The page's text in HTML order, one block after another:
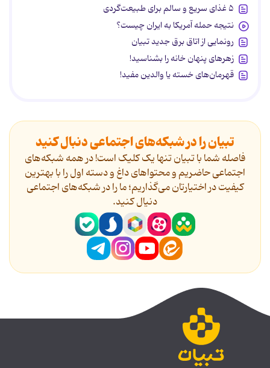
۵ غذای سریع و سالم برای طبیعت‌گردی
نتیجه حمله آمریکا به ایران چیست؟
رونمایی از اتاق برق جدید تبیان
زهرهای پنهان خانه را بشناسید!
قهرمان‌های خسته یا والدین مفید!
تبیان را در شبکه‌های اجتماعی دنبال کنید
فاصله شما با تبیان تنها یک کلیک است! در همه شبکه‌های
اجتماعی حاضریم و محتواهای داغ و دسته اول را با بهترین
کیفیت در اختیارتان می‌گذاریم؛ ما را در شبکه‌های اجتماعی
دنیال کنید.